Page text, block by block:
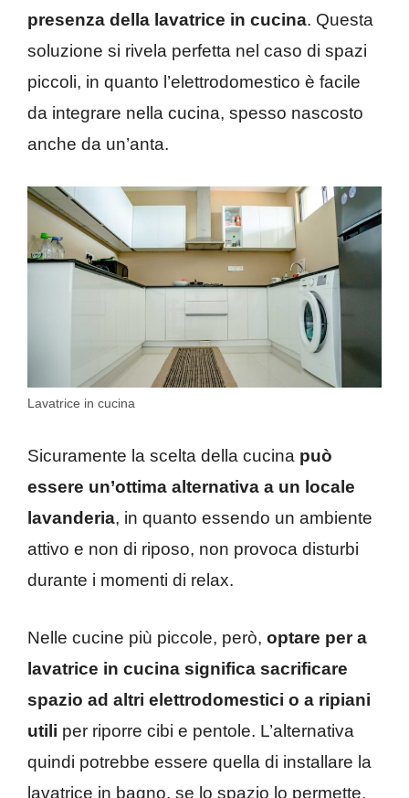
presenza della lavatrice in cucina. Questa
soluzione si rivela perfetta nel caso di spazi
piccoli, in quanto l’elettrodomestico è facile
da integrare nella cucina, spesso nascosto
anche da un’anta.
Lavatrice in cucina
Sicuramente la scelta della cucina può
essere un’ottima alternativa a un locale
lavanderia, in quanto essendo un ambiente
attivo e non di riposo, non provoca disturbi
durante i momenti di relax.
Nelle cucine più piccole, però, optare per a
lavatrice in cucina significa sacrificare
spazio ad altri elettrodomestici o a ripiani
utili per riporre cibi e pentole. L’alternativa
quindi potrebbe essere quella di installare la
lavatrice in bagno, se lo spazio lo permette.